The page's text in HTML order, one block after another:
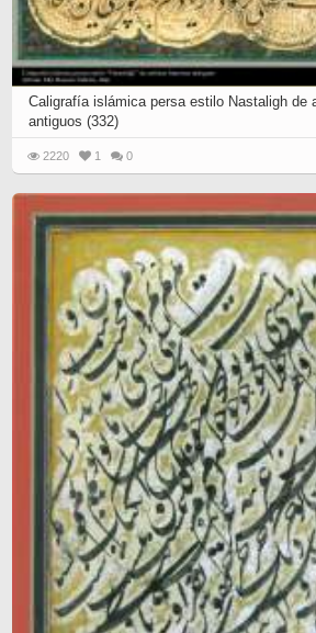
Caligrafía islámica persa estilo Nastaligh de
antiguos (332)
2220 1 0